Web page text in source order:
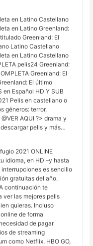
en Latino Castellano
en Latino Greenland:
Greenland: El
Latino Castellano
en Latino Castellano
pelis24 Greenland:
Greenland: El
El último
en Español HD Y SUB
Pelis en castellano o
géneros: terror,
AQUI ?> drama y
pelis y más…
2021 ONLINE
idioma, en HD –y hasta
es sencillo
gratuitas del año.
continuación te
ver las mejores pelis
quieras. Incluso
de forma
de pagar
de streaming
como Netflix, HBO GO,